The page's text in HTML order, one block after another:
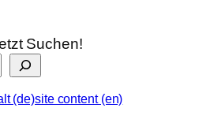
Suchen!
(de)site content (en)